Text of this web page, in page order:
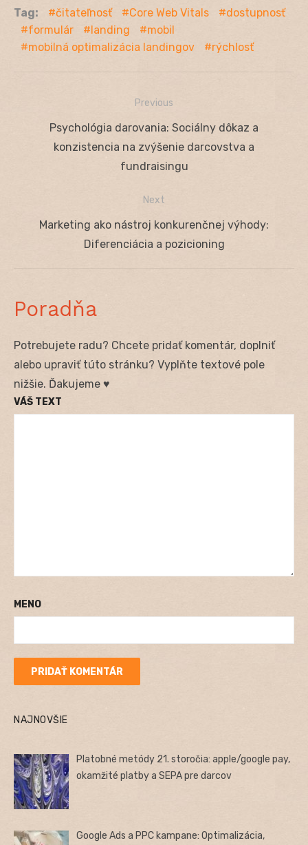
Tag: čitateľnosť Core Web Vitals
dostupnosť
formulár
landing
mobil
mobilná optimalizácia landingov
rýchlosť
Navigácia
Previous
PreviousPsychológia darovania: Sociálny dôkaz a
konzistencia na zvýšenie darcovstva a
fundraisingu
Next
NextMarketing ako nástroj konkurenčnej výhody:
Diferenciácia a pozicioning
Poradňa
Potrebujete radu? Chcete pridať komentár, doplniť
alebo upraviť túto stránku? Vyplňte textové pole
nižšie. Ďakujeme ♥
VÁŠ TEXT
MENO
NAJNOVŠIE
Platobné metódy 21. storočia: apple/google pay,
okamžité platby a SEPA pre darcov
Google Ads a PPC kampane: Optimalizácia,